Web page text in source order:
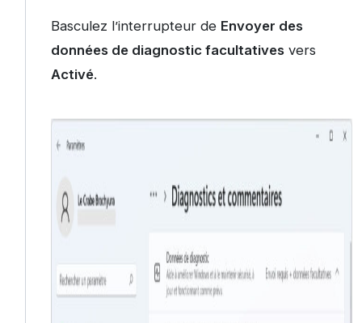
Basculez l’interrupteur de Envoyer des
données de diagnostic facultativesvers
Activé.